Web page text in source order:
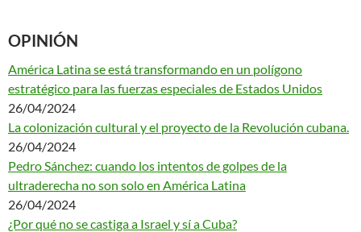
OPINIÓN
América Latina se está transformando en un polígono
estratégico para las fuerzas especiales de Estados Unidos
26/04/2024
La colonización cultural y el proyecto de la Revolución cubana.
26/04/2024
Pedro Sánchez: cuando los intentos de golpes de la
ultraderecha no son solo en América Latina
26/04/2024
¿Por qué no se castiga a Israel y sí a Cuba?